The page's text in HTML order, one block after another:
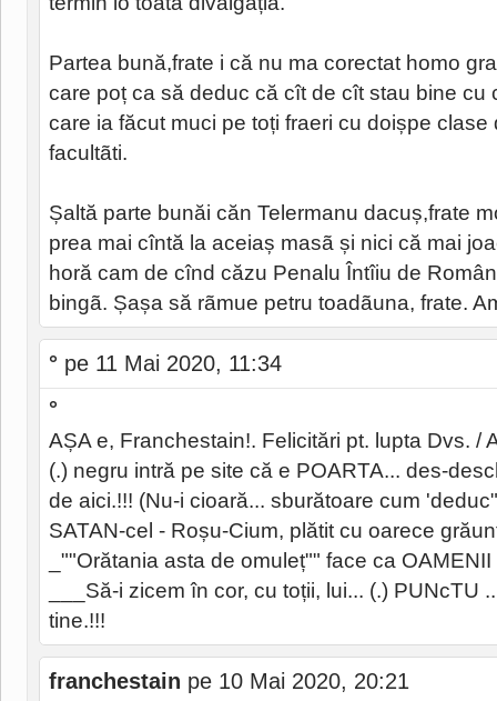
Partea bună,frate i că nu ma corectat homo
care poț ca să deduc că cît de cît stau bine cu
care ia făcut muci pe toți fraeri cu doișpe clase
facultãti.
Șaltă parte bunăi căn Telermanu dacuș,frate
prea mai cîntă la aceiaș masã și nici că mai
horă cam de cînd căzu Penalu Întîiu de
bingã. Șașa să rãmue petru toadãuna, frate.
° pe 11 Mai 2020, 11:34
°
AȘA e, Franchestain!. Felicitări pt. lupta Dvs. /
(.) negru intră pe site că e POARTA... des-
de aici.!!! (Nu-i cioară... sburătoare cum
SATAN-cel - Roșu-Cium, plătit cu oarece
_""Orătania asta de omuleț"" face ca
___Să-i zicem în cor, cu toții, lui... (.) PUNcTU
tine.!!!
franchestain pe 10 Mai 2020, 20:21